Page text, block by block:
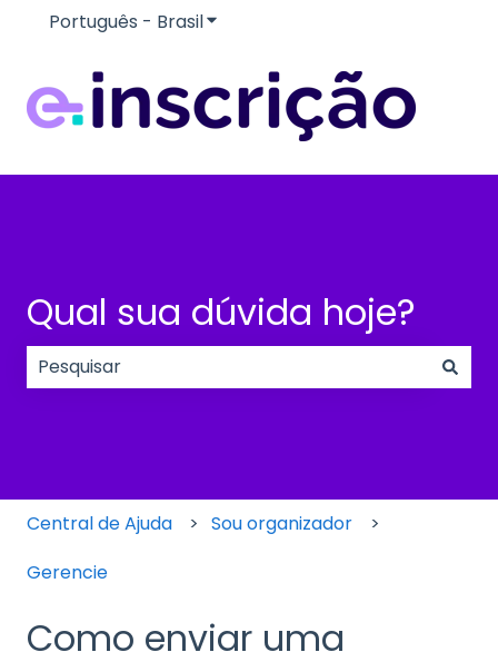
Português - BrasilMostrar submenu para traduções
Qual sua dúvida hoje?
Central de Ajuda
Sou organizador
Gerencie
Como enviar uma